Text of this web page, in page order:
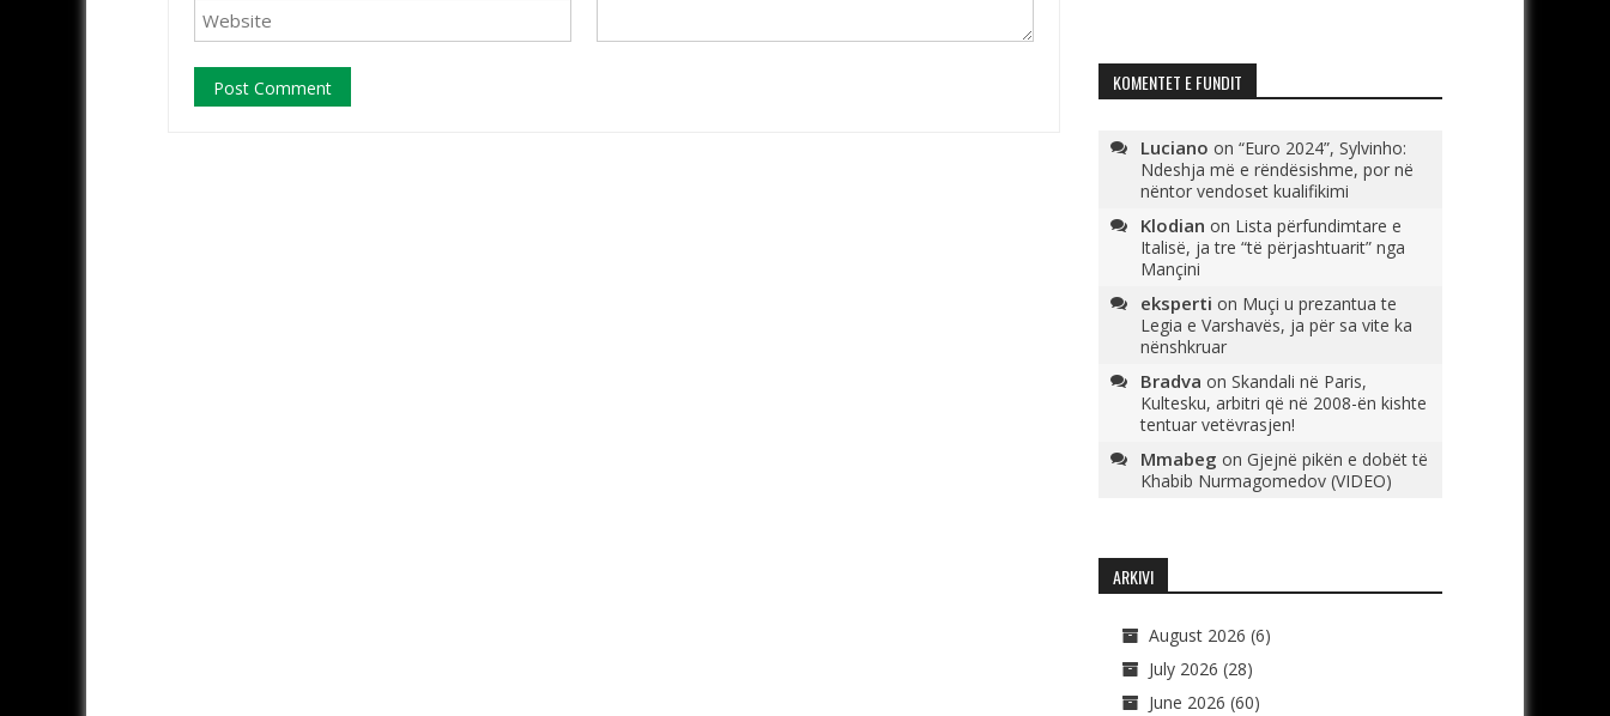
KOMENTET E FUNDIT
Luciano on “Euro 2024”, Sylvinho:
Ndeshja më e rëndësishme, por në
nëntor vendoset kualifikimi
Klodian on Lista përfundimtare e
Italisë, ja tre “të përjashtuarit” nga
Mançini
eksperti on Muçi u prezantua te
Legia e Varshavës, ja për sa vite ka
nënshkruar
Bradva on Skandali në Paris,
Kultesku, arbitri që në 2008-ën kishte
tentuar vetëvrasjen!
Mmabeg on Gjejnë pikën e dobët të
Khabib Nurmagomedov (VIDEO)
ARKIVI
August 2026 (6)
July 2026 (28)
June 2026 (60)